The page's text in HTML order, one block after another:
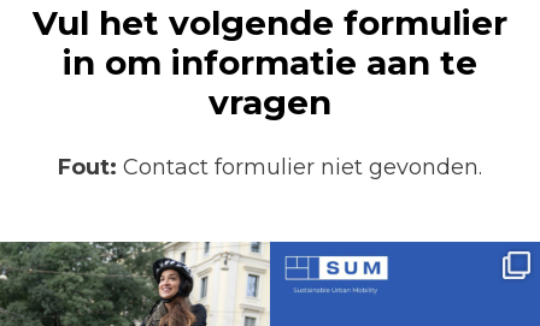
Vul het volgende formulier
in om informatie aan te
vragen
Fout: Contact formulier niet gevonden.
Funzione booster, design compatto e
portapacchi...
10 0
Venite a trovarci allo stand J16 a Italian
Bike